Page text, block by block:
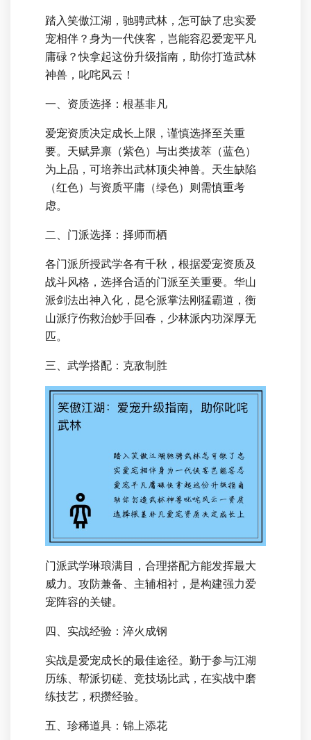
踏入笑傲江湖，驰骋武林，怎可缺了忠实爱
宠相伴？身为一代侠客，岂能容忍爱宠平凡
庸碌？快拿起这份升级指南，助你打造武林
神兽，叱咤风云！
一、资质选择：根基非凡
爱宠资质决定成长上限，谨慎选择至关重
要。天赋异禀（紫色）与出类拔萃（蓝色）
为上品，可培养出武林顶尖神兽。天生缺陷
（红色）与资质平庸（绿色）则需慎重考
虑。
二、门派选择：择师而栖
各门派所授武学各有千秋，根据爱宠资质及
战斗风格，选择合适的门派至关重要。华山
派剑法出神入化，昆仑派掌法刚猛霸道，衡
山派疗伤救治妙手回春，少林派内功深厚无
匹。
三、武学搭配：克敌制胜
门派武学琳琅满目，合理搭配方能发挥最大
威力。攻防兼备、主辅相衬，是构建强力爱
宠阵容的关键。
四、实战经验：淬火成钢
实战是爱宠成长的最佳途径。勤于参与江湖
历练、帮派切磋、竞技场比武，在实战中磨
练技艺，积攒经验。
五、珍稀道具：锦上添花